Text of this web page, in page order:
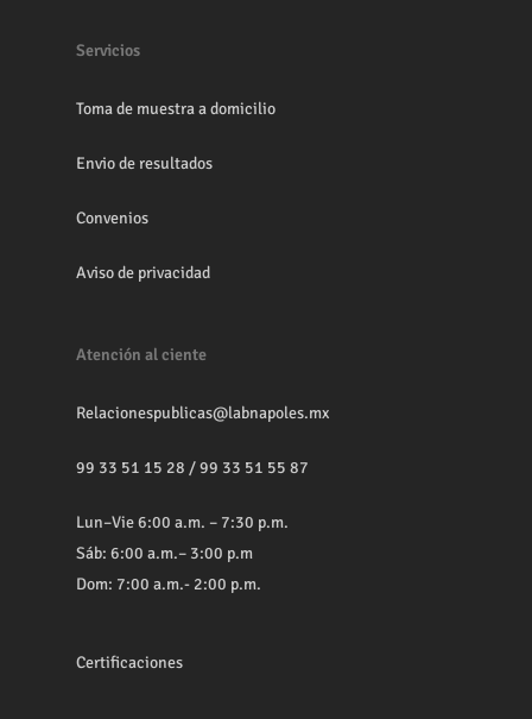
Servicios
Toma de muestra a domicilio
Envio de resultados
Convenios
Aviso de privacidad
Atención al ciente
Relacionespublicas@labnapoles.mx
99 33 51 15 28 /99 33 51 55 87
Lun–Vie 6:00 a.m. – 7:30 p.m.
Sáb: 6:00 a.m.– 3:00 p.m
Dom: 7:00 a.m.- 2:00 p.m.
Certificaciones